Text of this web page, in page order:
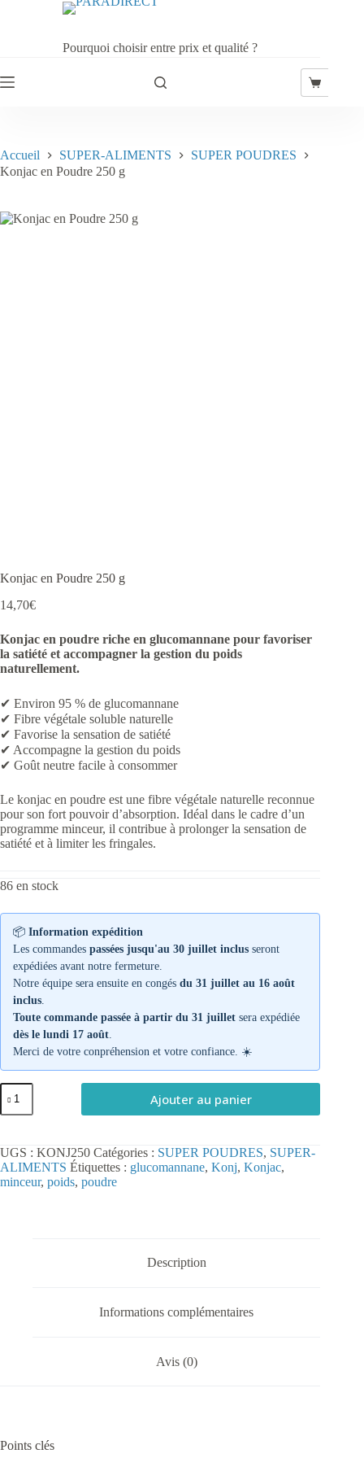
Pourquoi choisir entre prix et qualité ?
Panier
Accueil SUPER-ALIMENTS
SUPER POUDRES
Konjac en Poudre 250 g
Konjac en Poudre 250 g
14,70€
Konjac en poudre riche en glucomannane pour favoriser
la satiété et accompagner la gestion du poids
naturellement.
✔ Environ 95 % de glucomannane
✔ Fibre végétale soluble naturelle
✔ Favorise la sensation de satiété
✔ Accompagne la gestion du poids
✔ Goût neutre facile à consommer
Le konjac en poudre est une fibre végétale naturelle reconnue
pour son fort pouvoir d’absorption. Idéal dans le cadre d’un
programme minceur, il contribue à prolonger la sensation de
satiété et à limiter les fringales.
86 en stock
📦 Information expédition
Les commandes passées jusqu'au 30 juillet inclus seront
expédiées avant notre fermeture.
Notre équipe sera ensuite en congés du 31 juillet au 16 août
inclus
Toute commande passée à partir du 31 juillet sera expédiée
dès le lundi 17 août
Merci de votre conpréhension et votre confiance. ☀️
quantité
de
Konjac
250
g
Ajouter au panier
UGS : KONJ250 Catégories : SUPER POUDRES, SUPER-
ALIMENTS Étiquettes : glucomannane, Konj, Konjac,
minceur, poids, poudre
Description
Informations complémentaires
Avis (0)
Points clés